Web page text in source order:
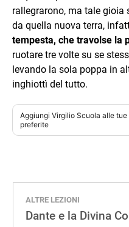
rallegrarono, ma tale gioia
da quella nuova terra,
tempesta, che travolse la
ruotare tre volte su se
levando la sola poppa in
inghiottì del tutto.
Aggiungi Virgilio Scuola alle tue
preferite
ALTRE LEZIONI
Dante e la Divina